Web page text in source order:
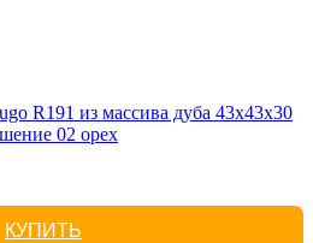
R191 из массива дуба 43х43х30
02 орех
КУПИТЬ